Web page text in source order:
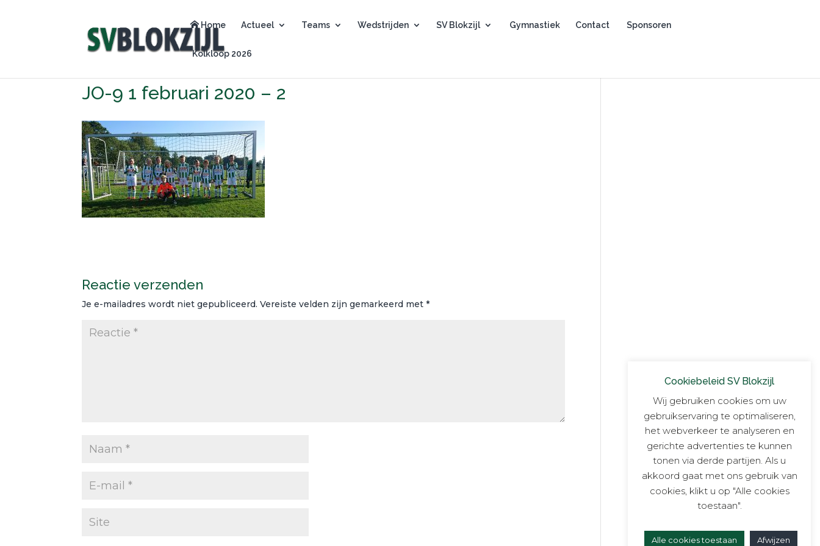
Home Actueel Teams Wedstrijden SV Blokzijl Gymnastiek Contact Sponsoren
Kolkloop 2026
JO-9 1 februari 2020 – 2
Reactie verzenden
Je e-mailadres wordt niet gepubliceerd. Vereiste velden zijn gemarkeerd met*
Cookiebeleid SV Blokzijl
Wij gebruiken cookies om uw
gebruikservaring te optimaliseren,
het webverkeer te analyseren en
gerichte advertenties te kunnen
tonen via derde partijen. Als u
akkoord gaat met ons gebruik van
cookies, klikt u op "Alle cookies
toestaan".
Alle cookies toestaan Afwijzen